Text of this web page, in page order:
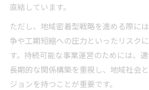
直結しています。
ただし、地域密着型戦略を進める際に
争や工期短縮への圧力といったリスク
す。持続可能な事業運営のためには、
長期的な関係構築を重視し、地域社会
ジョンを持つことが重要です。